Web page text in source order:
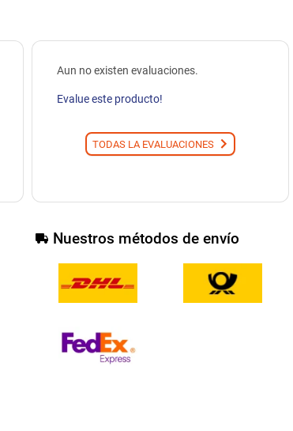
Aun no existen evaluaciones.
Evalue este producto!
TODAS LA EVALUACIONES
Nuestros métodos de envío